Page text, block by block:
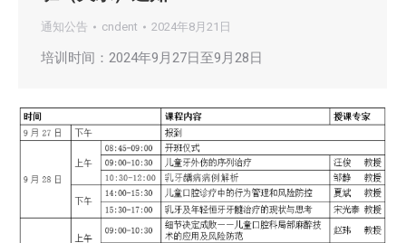
通知公告 cndent 2024年8月21日
培训时间：2024年9月27日至9月28日